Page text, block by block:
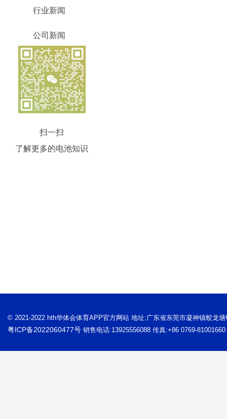
行业新闻
公司新闻
扫一扫
了解更多的电池知识
© 2021-2022 hth华体会体育APP官方网站 地址:广东省东莞市凝神镇蛟龙
粤ICP备2022060477号 销售电话:13925556088 传真:+86 0769-81001660